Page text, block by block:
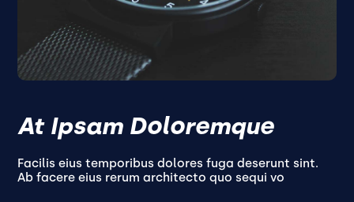
At Ipsam Doloremque
Facilis eius temporibus dolores fuga deserunt sint.
Ab facere eius rerum architecto quo sequi vo